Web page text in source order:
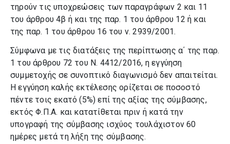
τηρούν τις υποχρεώσεις των παραγράφων 2 και 11
του άρθρου 4β ή και της παρ. 1 του άρθρου 12 ή και
της παρ. 1 του άρθρου 16 του ν. 2939/2001.
Σύμφωνα με τις διατάξεις της περίπτωσης α΄ της παρ.
1 του άρθρου 72 του Ν. 4412/2016, η εγγύηση
συμμετοχής σε συνοπτικό διαγωνισμό δεν απαιτείται.
Η εγγύηση καλής εκτέλεσης ορίζεται σε ποσοστό
πέντε τοις εκατό (5%) επί της αξίας της σύμβασης,
εκτός Φ.Π.Α. και κατατίθεται πριν ή κατά την
υπογραφή της σύμβασης ισχύος τουλάχιστον 60
ημέρες μετά τη λήξη της σύμβασης.